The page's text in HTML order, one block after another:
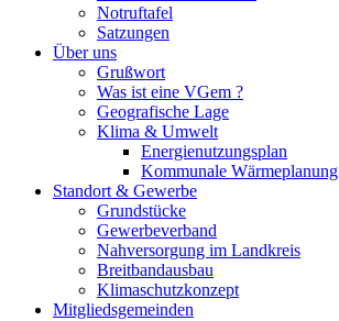
Notruftafel
Satzungen
Über uns
Grußwort
Was ist eine VGem ?
Geografische Lage
Klima & Umwelt
Energienutzungsplan
Kommunale Wärmeplanung
Standort & Gewerbe
Grundstücke
Gewerbeverband
Nahversorgung im Landkreis
Breitbandausbau
Klimaschutzkonzept
Mitgliedsgemeinden